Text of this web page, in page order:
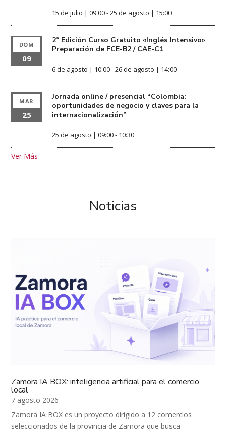
15 de julio | 09:00-25 de agosto | 15:00
DOM
09
2ª Edición Curso Gratuito «Inglés Intensivo»
Preparación de FCE-B2 / CAE-C1
6 de agosto | 10:00-26 de agosto | 14:00
MAR
25
Jornada online / presencial “Colombia:
oportunidades de negocio y claves para la
internacionalización”
25 de agosto | 09:00- 10:30
Ver Más
Noticias
Zamora IA BOX: inteligencia artificial para el comercio
local
7 agosto 2026
Zamora IA BOX es un proyecto dirigido a 12 comercios
seleccionados de la provincia de Zamora que busca